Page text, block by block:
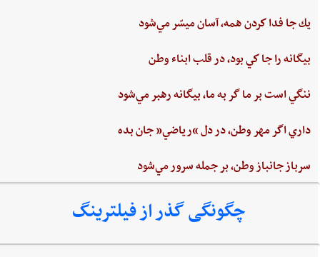
يك جا فدا كردن‌ همه،‌ آسان ميسّر مي‌شود
بيگانه‌ را جا كي‌ بود، در قلب‌ ابناء وطن
ننگي ‌است ‌بر ما گر به ‌ما، بيگانه‌ رهبر مي‌شود
داري‌ اگر مهر وطن،‌ در دل‌ “رياضي”‌ جان ‌بده‌
سرباز جانباز وطن،‌ بر جمله سرور مي‌شود
چگونگی گذر از فیلترینگ